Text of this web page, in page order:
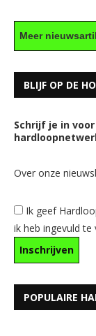
Meer
BLIJF OP DE
Schrijf je in
Over onze
Ik geef
ik heb ingevuld te
POPULAIRE